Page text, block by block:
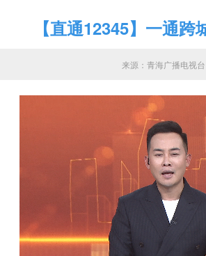
【直通12345】一通
来源：青海广播电